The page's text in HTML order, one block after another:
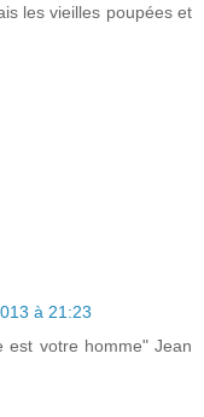
les vieilles poupées et
à 21:23
est votre homme" Jean